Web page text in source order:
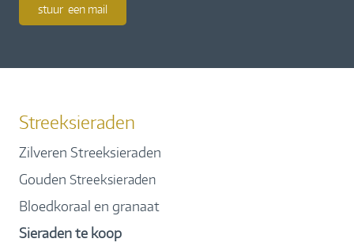
stuur een mail
Streeksieraden
Zilveren Streeksieraden
Gouden Streeksieraden
Bloedkoraal en granaat
Sieraden te koop